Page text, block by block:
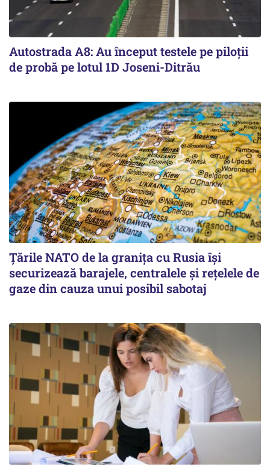
Autostrada A8: Au început testele pe piloții
de probă pe lotul 1D Joseni-Ditrău
Țările NATO de la granița cu Rusia își
securizează barajele, centralele și rețelele de
gaze din cauza unui posibil sabotaj